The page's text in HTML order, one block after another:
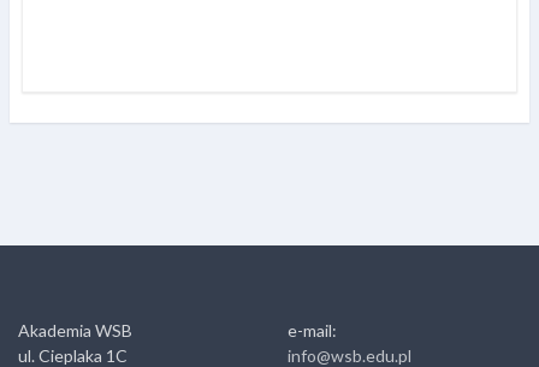
Akademia WSB
ul. Cieplaka 1C
e-mail:
info@wsb.edu.pl